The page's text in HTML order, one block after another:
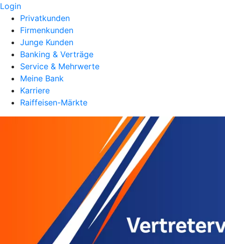
Login
Privatkunden
Firmenkunden
Junge Kunden
Banking & Verträge
Service & Mehrwerte
Meine Bank
Karriere
Raiffeisen-Märkte